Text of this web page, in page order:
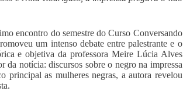
encontro do semestre do Curso Conversando
um intenso debate entre palestrante e o
e objetiva da professora Meire Lúcia Alves
da notícia: discursos sobre o negro na impressa
principal as mulheres negras, a autora revelou